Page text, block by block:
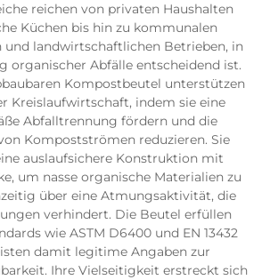
reichen von privaten Haushalten
Küchen bis hin zu kommunalen
landwirtschaftlichen Betrieben, in
organischer Abfälle entscheidend ist.
Kompostbeutel unterstützen
Kreislaufwirtschaft, indem sie eine
Abfalltrennung fördern und die
Kompostströmen reduzieren. Sie
auslaufsichere Konstruktion mit
um nasse organische Materialien zu
über eine Atmungsaktivität, die
verhindert. Die Beutel erfüllen
wie ASTM D6400 und EN 13432
damit legitime Angaben zur
Ihre Vielseitigkeit erstreckt sich